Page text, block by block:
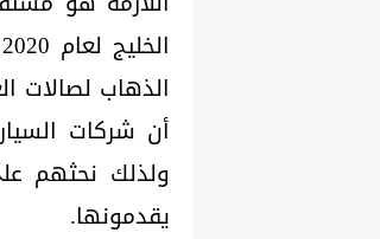
أن شركات
ولذلك نحثهم
يقدمونها.